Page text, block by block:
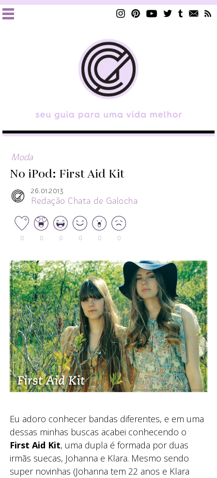
Moda
No iPod: First Aid Kit
26.01.2013
Redação Chata de Galocha
0 0 0 0 0 0
Eu adoro conhecer bandas diferentes, e em uma
dessas minhas buscas acabei conhecendo o
First Aid Kit, uma dupla é formada por duas
irmãs suecas, Johanna e Klara. Mesmo sendo
super novinhas (Johanna tem 22 anos e Klara